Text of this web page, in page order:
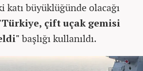
katı büyüklüğünde olacağı
çift uçak gemisi
başlığı kullanıldı.